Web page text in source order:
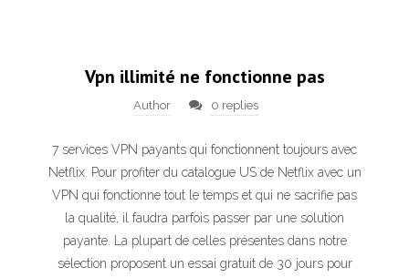
Vpn illimité ne fonctionne pas
Author 0 replies
7 services VPN payants qui fonctionnent toujours avec
Netflix. Pour profiter du catalogue US de Netflix avec un
VPN qui fonctionne tout le temps et qui ne sacrifie pas
la qualité, il faudra parfois passer par une solution
payante. La plupart de celles présentes dans notre
sélection proposent un essai gratuit de 30 jours pour